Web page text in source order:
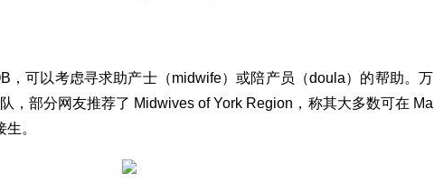
，可以考虑寻求助产士（midwife）或陪产员（doula）的帮助。万
，部分网友推荐了 Midwives of York Region，称其大多数可在 Ma
。